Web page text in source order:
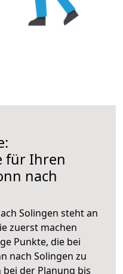
für Ihren
nach
Solingen steht an
zuerst machen
Punkte, die bei
nach Solingen zu
der Planung bis